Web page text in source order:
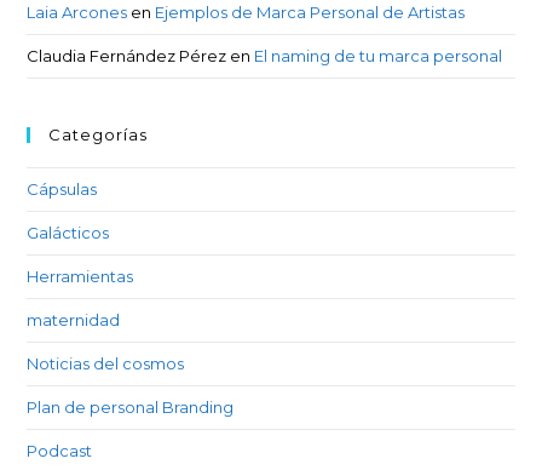
Laia Arcones en Ejemplos de Marca Personal de Artistas
Claudia Fernández Pérez en El naming de tu marca personal
Categorías
Cápsulas
Galácticos
Herramientas
maternidad
Noticias del cosmos
Plan de personal Branding
Podcast